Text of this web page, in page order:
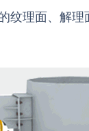
纹理面、解